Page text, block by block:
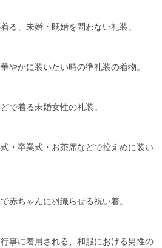
る、未婚・既婚を問わない礼装。
やかに装いたい時の準礼装の着物。
で着る未婚女性の礼装。
・卒業式・お茶席などで控えめに装い
赤ちゃんに羽織らせる祝い着。
事に着用される、和服における男性の